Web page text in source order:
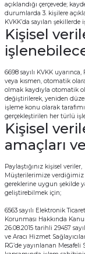
açıklandığı çerçevede;
durumlarda 3. kişilere
KVKK’da sayılan şekillerde
Kişisel
6698 sayılı KVKK
veya kısmen, otomatik
olmak kaydıyla otomatik
değiştirilerek, yeniden
işleme konu olarak
gerçekleştirilen her türlü
Kişisel
amaçları
Paylaştığınız kişisel veriler,
Müşterilerimize
gereklerine uygun şekilde
geliştirebilmek için;
6563 sayılı Elektronik
Korunması Hakkında
26.08.2015 tarihli 29457
ve Aracı Hizmet
RG’de yayınlanan